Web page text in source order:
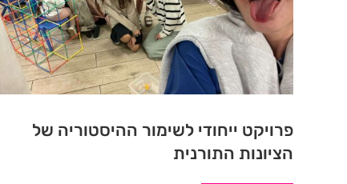
פרויקט ייחודי לשימור ההיסטוריה של
הציונות התורנית